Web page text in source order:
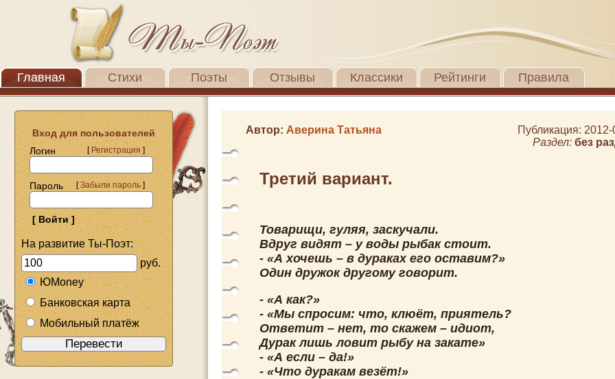
Главная Стихи Поэты Отзывы Классики Рейтинги Правила
Вход для пользователей
Логин
[Регистрация]
Пароль [Забыли пароль]
На развитие Ты-Поэт:
руб.
ЮMoney
Банковская карта
Мобильный платёж
Автор: Аверина Татьяна
Публикация:
Раздел: без
Третий вариант.
Товарищи, гуляя, заскучали.
Вдруг видят – у воды рыбак стоит.
- «А хочешь – в дураках его оставим?»
Один дружок другому говорит.
- «А как?»
- «Мы спросим: что, клюёт, приятель?
Ответит – нет, то скажем – идиот,
Дурак лишь ловит рыбу на закате»
- «А если – да!»
- «Что дуракам везёт!»